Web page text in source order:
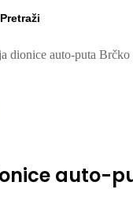
Pretraži
dionice auto-puta
auto-